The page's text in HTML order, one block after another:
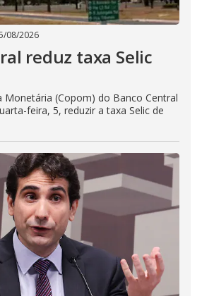
08/2026
reduz taxa Selic
Monetária (Copom) do Banco Central
feira, 5, reduzir a taxa Selic de